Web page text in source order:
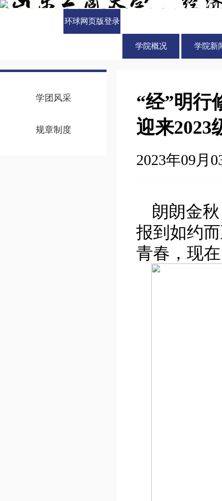
环球网页版登录
学院概况 学院新
学团风采
规章制度
“经”明
迎来2023
2023年09月
朗朗金
报到如约
青春，现